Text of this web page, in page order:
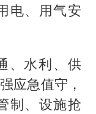
电、用气安
、水利、供
应急值守，
制、设施抢